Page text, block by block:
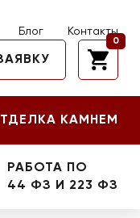
Блог Контакты
0
КАМНЕМ
РАБОТА ПО
44 ФЗ И 223 ФЗ